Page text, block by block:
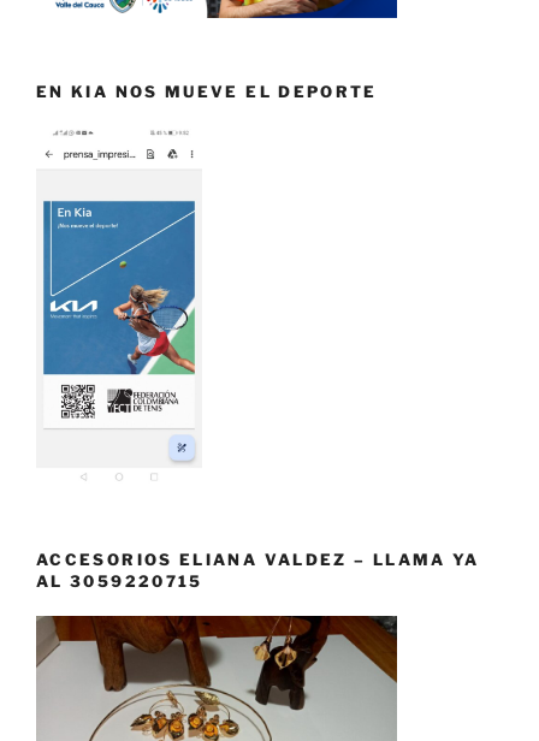
EN KIA NOS MUEVE EL DEPORTE
ACCESORIOS ELIANA VALDEZ – LLAMA YA
AL 3059220715